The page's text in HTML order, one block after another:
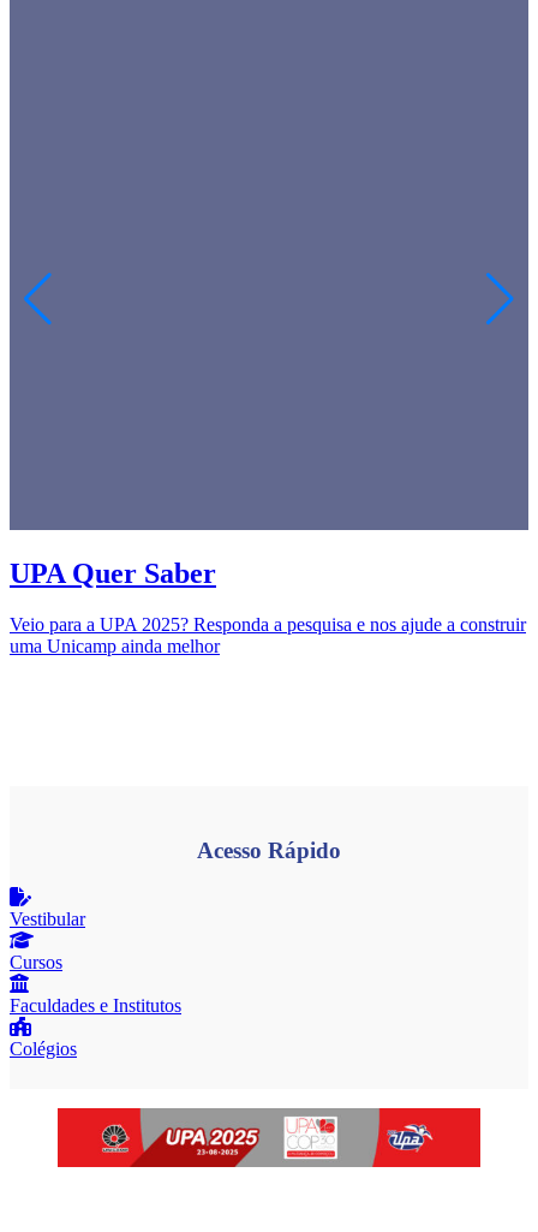
UPA Quer Saber
Veio para a UPA 2025? Responda a pesquisa e nos ajude a construir
uma Unicamp ainda melhor
Acesso Rápido
Vestibular
Cursos
Faculdades e Institutos
Colégios